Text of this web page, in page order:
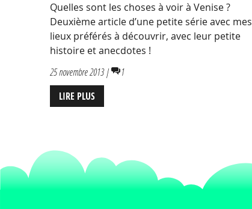
Quelles sont les choses à voir à Venise ?
Deuxième article d’une petite série avec mes
lieux préférés à découvrir, avec leur petite
histoire et anecdotes !
25 novembre 2013 | 1
LIRE PLUS